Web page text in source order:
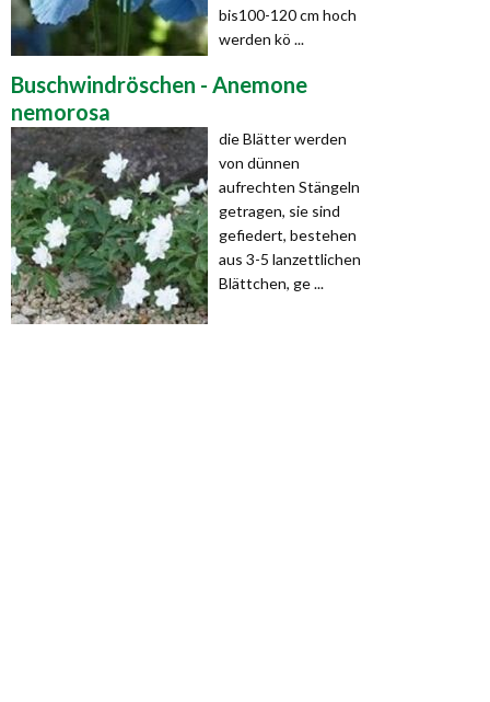
bis100-120 cm hoch
werden kö ...
Buschwindröschen - Anemone
nemorosa
die Blätter werden
von dünnen
aufrechten Stängeln
getragen, sie sind
gefiedert, bestehen
aus 3-5 lanzettlichen
Blättchen, ge ...